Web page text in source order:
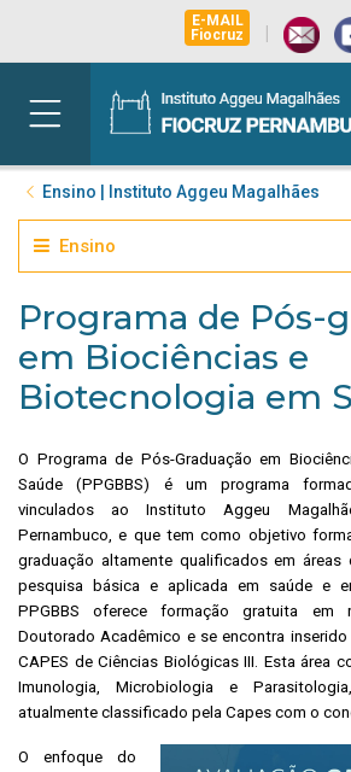
E-MAIL
Fiocruz
|
Ensino | Instituto Aggeu Magalhães
Ensino
Programa de Pós-
em Biociências e
Biotecnologia em
O Programa de Pós-Graduação em
Saúde (PPGBBS) é umprograma
vinculados ao Instituto Aggeu
Pernambuco, e que tem como objetivo
graduação altamente qualificados em áreas
pesquisa básica e aplicada em saúde e
PPGBBS oferece formação gratuita
Doutorado Acadêmico e se encontra inserido
CAPES de Ciências Biológicas III. Esta área
Imunologia, Microbiologia e
atualmente classificado pela Capes com o
O enfoque do